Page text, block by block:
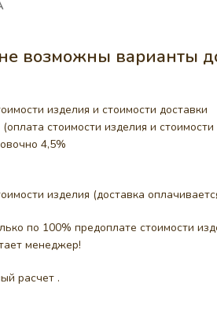
возможны варианты
изделия и стоимости доставки
стоимости изделия и стоимости
4,5%
изделия (доставка
по 100% предоплате стоимости
менеджер!
расчет .